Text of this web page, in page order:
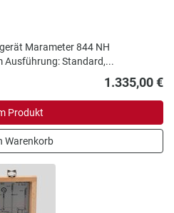
Marameter 844 NH
Ausführung: Standard,...
1.335,00 €
Produkt
Warenkorb